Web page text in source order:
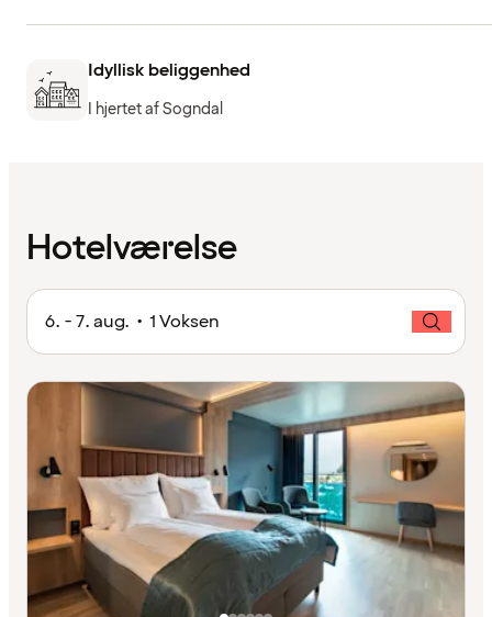
Idyllisk beliggenhed
I hjertet af Sogndal
Hotelværelse
6. - 7. aug. • 1 Voksen